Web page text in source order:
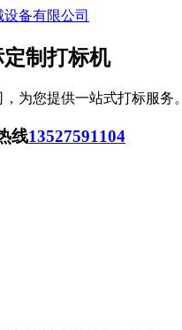
制打标机
为您提供一站式打标服务。
线13527591104